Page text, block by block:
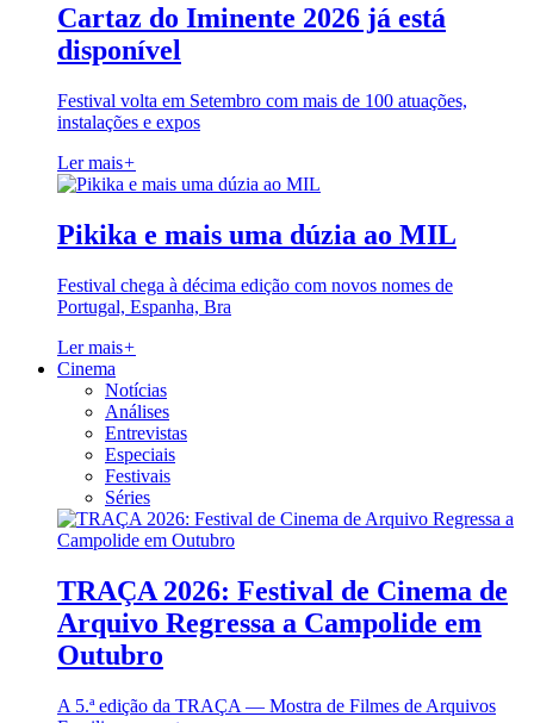
Cartaz do Iminente 2026 já está
disponível
Festival volta em Setembro com mais de 100 atuações,
instalações e expos
Ler mais+
Pikika e mais uma dúzia ao MIL
Festival chega à décima edição com novos nomes de
Portugal, Espanha, Bra
Ler mais+
Cinema
Notícias
Análises
Entrevistas
Especiais
Festivais
Séries
TRAÇA 2026: Festival de Cinema de
Arquivo Regressa a Campolide em
Outubro
A 5.ª edição da TRAÇA — Mostra de Filmes de Arquivos